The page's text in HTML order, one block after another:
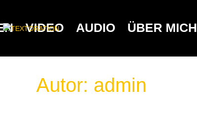
VIDEO AUDIO ÜBER MICH
Autor: admin